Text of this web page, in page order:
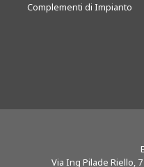
Complementi di Impianto
Via Ing Pilade Riello, 7